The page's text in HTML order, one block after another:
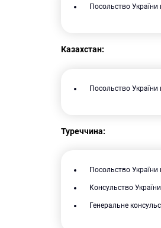
Посольство України
Казахстан:
Посольство України
Туреччина:
Посольство України
Консульство України
Генеральне